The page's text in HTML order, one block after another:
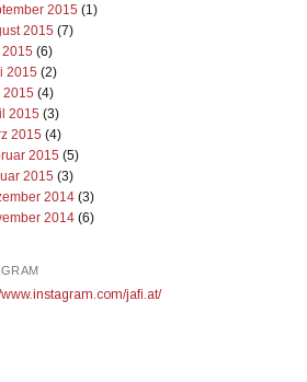
2015 (1)
2015 (7)
(6)
2015 (2)
2015 (4)
2015 (3)
2015 (4)
2015 (5)
2015 (3)
2014(3)
2014(6)
www.instagram.com/jafi.at/